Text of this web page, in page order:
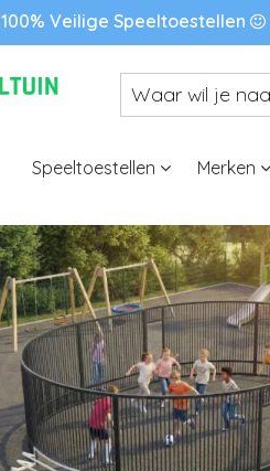
100% Veilige Speeltoestellen
Speeltoestellen Merken